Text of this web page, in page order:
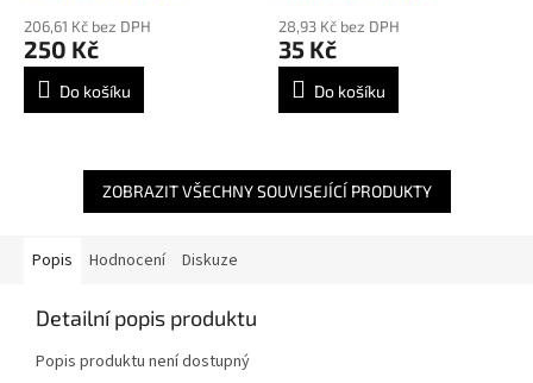
206,61 Kč bez DPH
250 Kč
Do košíku
28,93 Kč bez DPH
35 Kč
Do košíku
ZOBRAZIT VŠECHNY SOUVISEJÍCÍ PRODUKTY
Popis Hodnocení Diskuze
Detailní popis produktu
Popis produktu není dostupný